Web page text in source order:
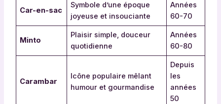
Car-en-sac
Symbole d’une époque
joyeuse et insouciante
Années
60-70
Minto
Plaisir simple, douceur
quotidienne
Années
60-80
Carambar
Icône populaire mêlant
humour et gourmandise
Depuis
les
années
50